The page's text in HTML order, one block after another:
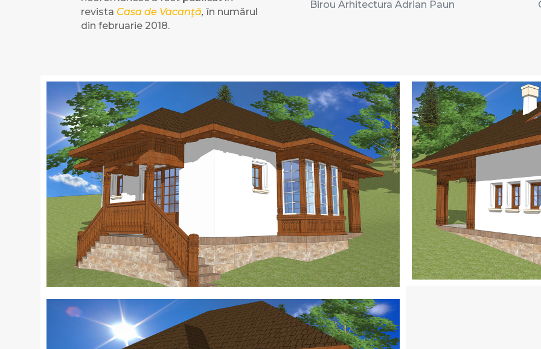
revista Casa de Vacanţă, în numărul
din februarie 2018.
Birou Arhitectura Adrian Paun